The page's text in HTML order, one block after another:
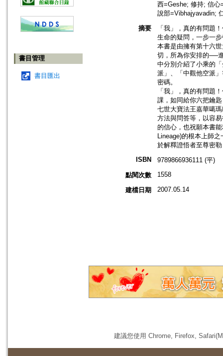
書目管理
書目匯出
西=Geshe; 修持; 信心
說部=Vibhajyavadin;
摘要
「我」，真的有問題
生命的疑問，一步一
本書是由擁有第十六
切，所為你安排的──
中分別介紹了小乘的
派」、「中觀他空派
密碼。
「我」，真的有問題
課，如同給你六把鑰
七世大寶法王嘉華噶
方法與問答等，以容
的信心，也祝願本書
Lineage)的根本上師
於解釋證悟者至尊密
ISBN
9789866936111 (平)
點閱次數
1558
建檔日期 2007.05.14
建議您使用 Chrome, Firefox,